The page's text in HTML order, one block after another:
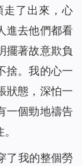
走了出來，心
進去他們都看
擺著故意欺負
捨。我的心一
狀態，深怕一
一個勁地禱告
了我的整個勞